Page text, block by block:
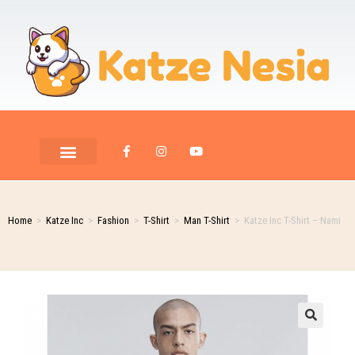
Home > Katze Inc > Fashion > T-Shirt > Man T-Shirt > Katze Inc T-Shirt – Nami